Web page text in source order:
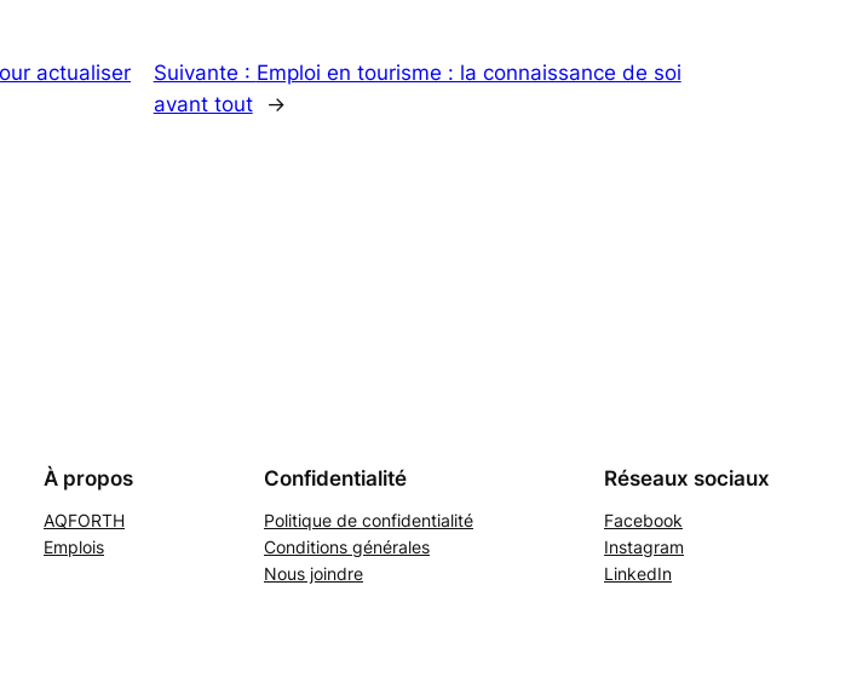
actualiser
Suivante : Emploi en tourisme : la connaissance de soi
avant tout
→
À propos
AQFORTH
Emplois
Confidentialité
Politique de confidentialité
Conditions générales
Nous joindre
Réseaux sociaux
Facebook
Instagram
LinkedIn